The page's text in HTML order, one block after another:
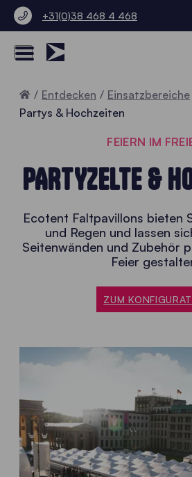
+31(0)38 468 4 468
Home
Entdecken
Einsatzbereiche
Partys & Hochzeiten
FEIERN IM
PARTYZELTE &
Ecotent Faltpavillons bieten
und Regen und lassen
Seitenwänden und Zubehör
Feier
ZUM